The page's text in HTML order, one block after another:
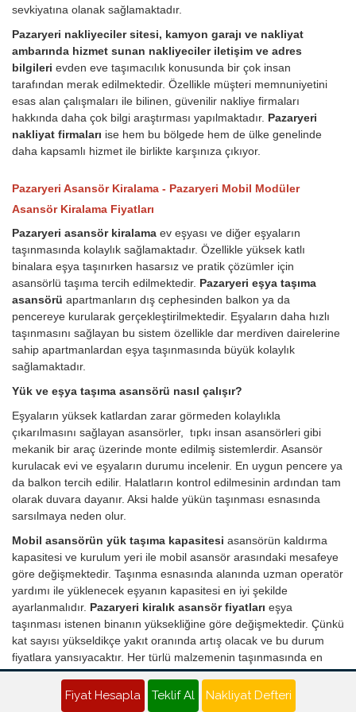
sevkiyatına olanak sağlamaktadır.
Pazaryeri nakliyeciler sitesi, kamyon garajı ve nakliyat
ambarında hizmet sunan nakliyeciler iletişim ve adres
bilgileri evden eve taşımacılık konusunda bir çok insan
tarafından merak edilmektedir. Özellikle müşteri memnuniyetini
esas alan çalışmaları ile bilinen, güvenilir nakliye firmaları
hakkında daha çok bilgi araştırması yapılmaktadır. Pazaryeri
nakliyat firmaları ise hem bu bölgede hem de ülke genelinde
daha kapsamlı hizmet ile birlikte karşınıza çıkıyor.
Pazaryeri Asansör Kiralama - Pazaryeri Mobil Modüler
Asansör Kiralama Fiyatları
Pazaryeri asansör kiralama ev eşyası ve diğer eşyaların
taşınmasında kolaylık sağlamaktadır. Özellikle yüksek katlı
binalara eşya taşınırken hasarsız ve pratik çözümler için
asansörlü taşıma tercih edilmektedir. Pazaryeri eşya taşıma
asansörü apartmanların dış cephesinden balkon ya da
pencereye kurularak gerçekleştirilmektedir. Eşyaların daha hızlı
taşınmasını sağlayan bu sistem özellikle dar merdiven dairelerine
sahip apartmanlardan eşya taşınmasında büyük kolaylık
sağlamaktadır.
Yük ve eşya taşıma asansörü nasıl çalışır?
Eşyaların yüksek katlardan zarar görmeden kolaylıkla
çıkarılmasını sağlayan asansörler, tıpkı insan asansörleri gibi
mekanik bir araç üzerinde monte edilmiş sistemlerdir. Asansör
kurulacak evi ve eşyaların durumu incelenir. En uygun pencere ya
da balkon tercih edilir. Halatların kontrol edilmesinin ardından tam
olarak duvara dayanır. Aksi halde yükün taşınması esnasında
sarsılmaya neden olur.
Mobil asansörün yük taşıma kapasitesi asansörün kaldırma
kapasitesi ve kurulum yeri ile mobil asansör arasındaki mesafeye
göre değişmektedir. Taşınma esnasında alanında uzman operatör
yardımı ile yüklenecek eşyanın kapasitesi en iyi şekilde
ayarlanmalıdır. Pazaryeri kiralık asansör fiyatları eşya
taşınması istenen binanın yüksekliğine göre değişmektedir. Çünkü
kat sayısı yükseldikçe yakıt oranında artış olacak ve bu durum
fiyatlara yansıyacaktır. Her türlü malzemenin taşınmasında en
etkili ve pratik çözümü sunan asansör kiralama ile artık nakliye
süreci stressiz ve sorunsuz şekilde giderilmektedir.
Fiyat Hesapla Teklif Al Nakliyat Defteri